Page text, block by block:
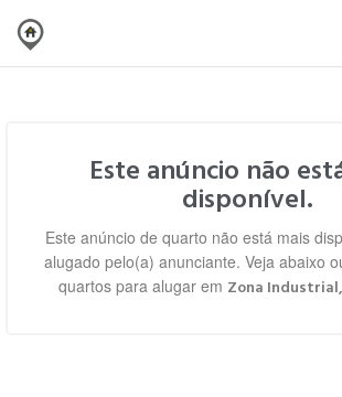
Este anúncio não
disponível.
Este anúncio de quarto não está mais
alugado pelo(a) anunciante. Veja abaixo
quartos para alugar em Zona